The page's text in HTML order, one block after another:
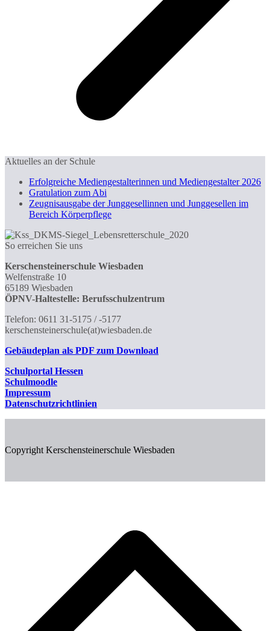
Aktuelles an der Schule
Erfolgreiche Mediengestalterinnen und Mediengestalter 2026
Gratulation zum Abi
Zeugnisausgabe der Junggesellinnen und Junggesellen im
Bereich Körperpflege
So erreichen Sie uns
Kerschensteinerschule Wiesbaden
Welfenstraße 10
65189 Wiesbaden
ÖPNV-Haltestelle: Berufsschulzentrum
Telefon: 0611 31-5175 / -5177
kerschensteinerschule(at)wiesbaden.de
Gebäudeplan als PDF zum Download
Schulportal Hessen
Schulmoodle
Impressum
Datenschutzrichtlinien
Copyright Kerschensteinerschule Wiesbaden